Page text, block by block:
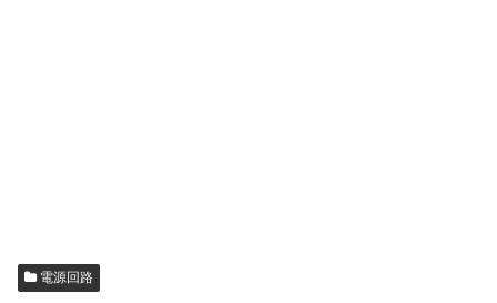
電源回路